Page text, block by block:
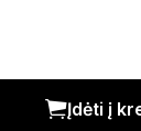
kiekis
Įdėti į